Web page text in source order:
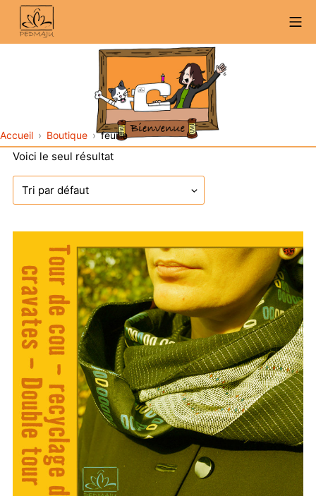
Aller
contenu
Accueil Boutique feuille
Voici le seul résultat